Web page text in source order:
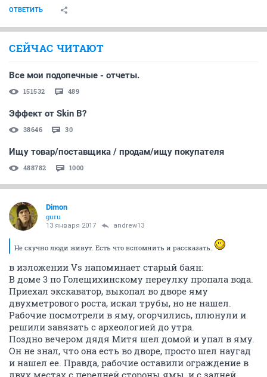
ОТВЕТИТЬ
СЕЙЧАС ЧИТАЮТ
Все мои подопечные - отчеты.
151532 489
Эффект от Skin B?
38646 30
Ищу товар/поставщика / продам/ищу покупателя
488782 1000
Dimon
guru
13 января 2017 andrew13
Не скучно люди живут. Есть что вспомнить и рассказать.
в изложении Vs напоминает старый баян:
В доме 3 по Голещихинскому переулку пропала вода.
Приехал экскаватор, выкопал во дворе яму
двухметрового роста, искал трубы, но не нашел.
Рабочие посмотрели в яму, огорчились, плюнули и
решили завязать с археологией до утра.
Поздно вечером дядя Митя шел домой и упал в яму.
Он не знал, что она есть во дворе, просто шел наугад
и нашел ее. Правда, рабочие оставили ограждение в
двух местах с передней стороны ямы, и с задней,